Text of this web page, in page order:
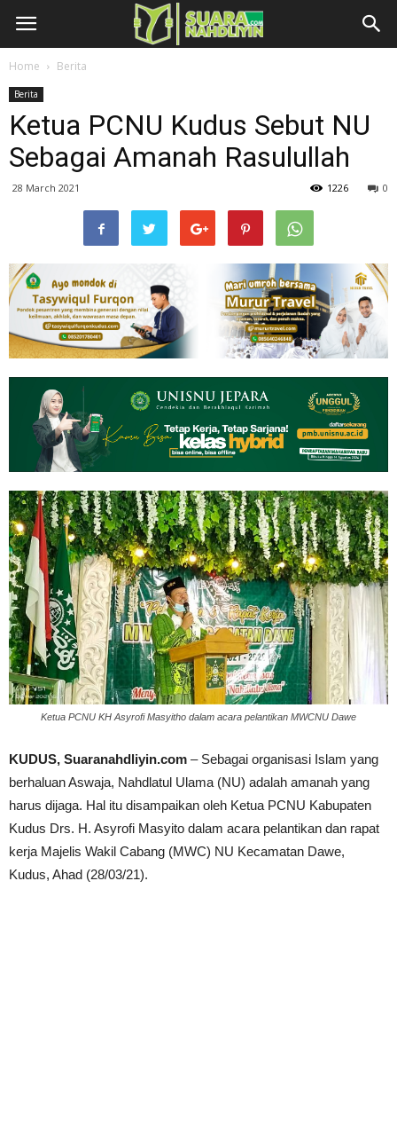
Home Berita
Berita
Ketua PCNU Kudus Sebut NU
Sebagai Amanah Rasulullah
28 March 2021 0
1226
Ketua PCNU KH Asyrofi Masyitho dalam acara pelantikan MWCNU Dawe
KUDUS, Suaranahdliyin.com – Sebagai organisasi Islam yang
berhaluan Aswaja, Nahdlatul Ulama (NU) adalah amanah yang
harus dijaga. Hal itu disampaikan oleh Ketua PCNU Kabupaten
Kudus Drs. H. Asyrofi Masyito dalam acara pelantikan dan rapat
kerja Majelis Wakil Cabang (MWC) NU Kecamatan Dawe,
Kudus, Ahad (28/03/21).